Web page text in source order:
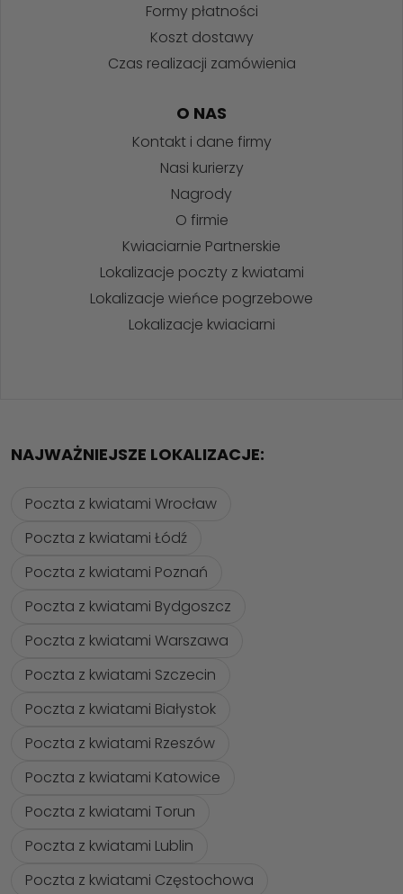
Formy płatności
Koszt dostawy
Czas realizacji zamówienia
O NAS
Kontakt i dane firmy
Nasi kurierzy
Nagrody
O firmie
Kwiaciarnie Partnerskie
Lokalizacje poczty z kwiatami
Lokalizacje wieńce pogrzebowe
Lokalizacje kwiaciarni
NAJWAŻNIEJSZE LOKALIZACJE:
Poczta z kwiatami Wrocław
Poczta z kwiatami Łódź
Poczta z kwiatami Poznań
Poczta z kwiatami Bydgoszcz
Poczta z kwiatami Warszawa
Poczta z kwiatami Szczecin
Poczta z kwiatami Białystok
Poczta z kwiatami Rzeszów
Poczta z kwiatami Katowice
Poczta z kwiatami Torun
Poczta z kwiatami Lublin
Poczta z kwiatami Częstochowa